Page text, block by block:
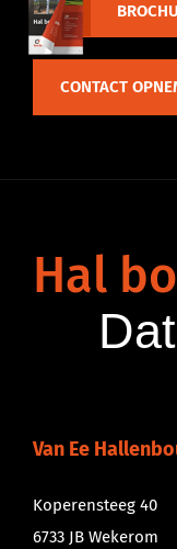
CONTACT
Hal
Dat
Van Ee
Koperensteeg 40
6733 JB Wekerom